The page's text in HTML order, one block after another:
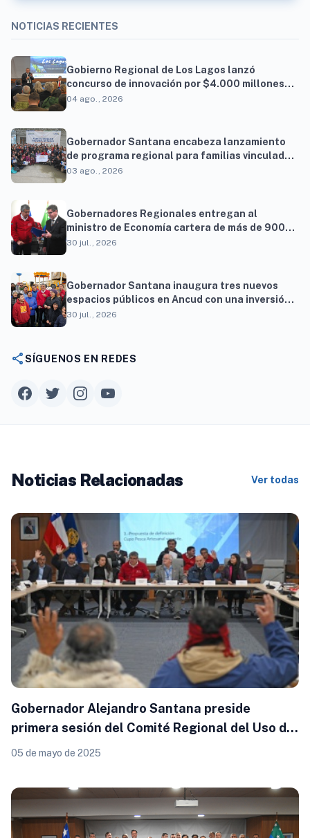
NOTICIAS RECIENTES
Gobierno Regional de Los Lagos lanzó
concurso de innovación por $4.000 millones
para resolver brechas productivas del
04 ago., 2026
Gobernador Santana encabeza lanzamiento
de programa regional para familias vinculadas
al autismo
03 ago., 2026
Gobernadores Regionales entregan al
ministro de Economía cartera de más de 900
proyectos que proyectan generar cerca de 27
30 jul., 2026
Gobernador Santana inaugura tres nuevos
espacios públicos en Ancud con una inversión
superior a $294 millones
30 jul., 2026
shareSÍGUENOS EN REDES
Noticias Relacionadas Ver todas
Gobernador Alejandro Santana preside
primera sesión del Comité Regional del Uso del
Borde Costero en Los Lagos
05 de mayo de 2025